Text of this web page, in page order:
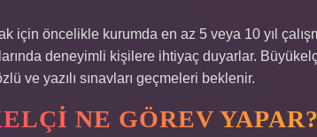
için öncelikle kurumda en az 5 veya 10 yıl
deneyimli kişilere ihtiyaç duyarlar. Büyükelçi
ve yazılı sınavları geçmeleri beklenir.
NE GÖREV YAPAR?